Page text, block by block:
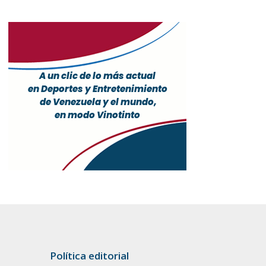
Política editorial